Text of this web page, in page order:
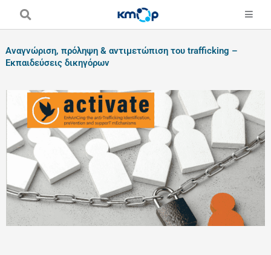
Αναγνώριση, πρόληψη & αντιμετώπιση του trafficking –
Εκπαιδεύσεις δικηγόρων